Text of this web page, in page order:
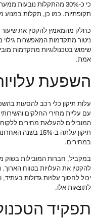
כי כ-30% מהתקלות
תקופתיות. כמו כן, תקלות במנוע מהוות כ-25%
כחלק מהמאמץ להקטין את
ניטור מתקדמות המאפשרות גילוי
שימוש בטכנולוגיות מתקדמות
אמת.
השפעת
עלות תיקון כלי רכב להסעות
עם עליית מחירי החלקים
המובילים להעלאת מחירים
תיקון עלתה ב-
במחירים.
במקביל, חברות המובילות בשוק
להקטין את העלויות בטווח הארוך.
יכול לחסוך עלויות גדולות
לתוצאות אלו.
תפקיד